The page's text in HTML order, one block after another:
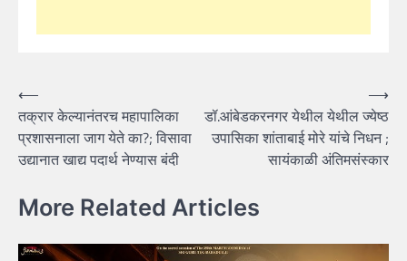
Post
navigation
⟵
तक्रार केल्यानंतरच महापालिका
प्रशासनाला जाग येते का?; विसावा
उद्यानात खाद्य पदार्थ नेण्यास बंदी
डॉ.आंबेडकरनगर येथील येथील ज्येष्ठ
उपासिका शांताबाई मोरे यांचे निधन ;
सायंकाळी अंतिमसंस्कार
⟶
More Related Articles